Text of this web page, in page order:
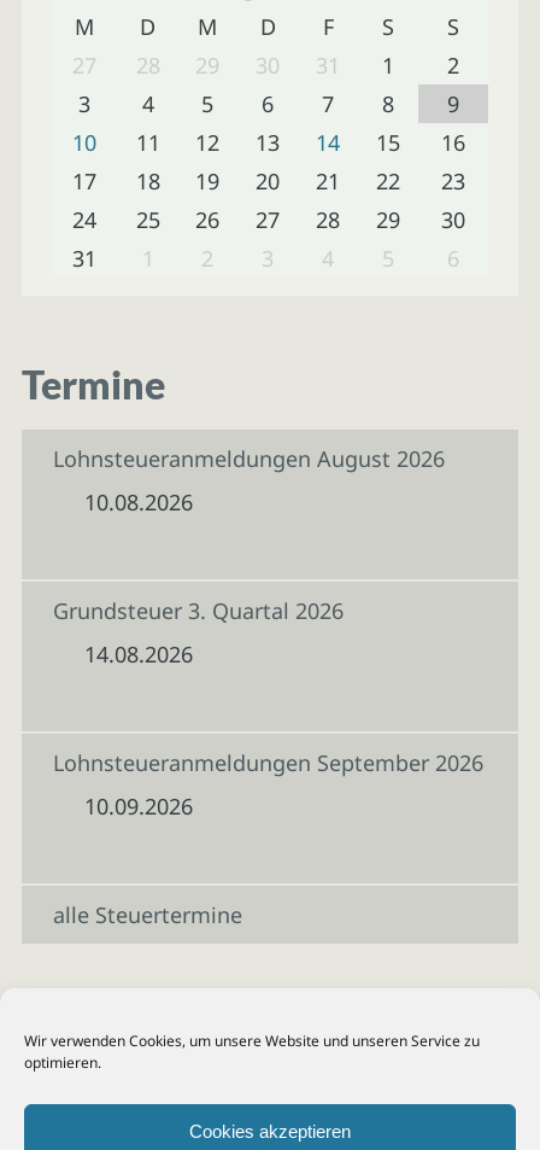
Wir verwenden Cookies, um unsere Website und unseren Service zu
optimieren.
Cookies akzeptieren
M D M D F S
S
27
28 29 30 31 1
2
3
4 5 6 7 8
9
10
11 12 13 14 15
16
17
18 19 20 21 22
23
24
25 26 27 28 29
30
31
1 2 3 4 5 6
Termine
Lohnsteueranmeldungen August 2026
10.08.2026
Grundsteuer 3. Quartal 2026
14.08.2026
Lohnsteueranmeldungen September 2026
10.09.2026
alle Steuertermine